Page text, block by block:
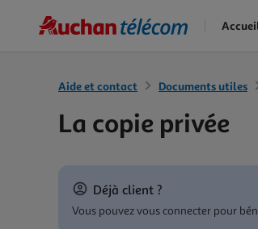
main
Aide et contact Documents utiles
La copie privée
Déjà client ?
Vous pouvez vous connecter pour